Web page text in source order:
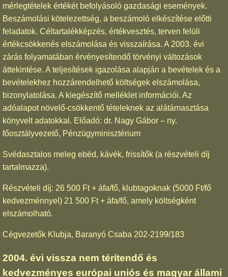
mérlegtételek értékét befolyásoló gazdasági események.
Beszámolási kötelezettség, a beszámoló elkészítése előtti
feladatok. Céltartalékképzés, értékvesztés, terven felüli
értékcsökkenés elszámolása és visszaírása. A 2003. évi
zárás folyamatában érvényesítendő törvényi változások
áttekintése. A teljesítések igazolása alapján a bevételek és a
bevételekhez hozzárendelhető költségek elszámolása,
bizonylatolása. A kiegészítő melléklet információi. Az
adóalapot növelő-csökkentő tételeknek az alátámasztása
könyvelt adatokkal. Előadó: dr. Nagy Gábor – ny.
főosztályvezető, Pénzügyminisztérium
Svédasztalos meleg ebéd, kávék, frissítők (a részvételi díj
tartalmazza).
Részvételi díj: 26 500 Ft + áfa/fő, klubtagoknak (5000 Ft/fő
kedvezménnyel) 21 500 Ft + áfa/fő, amely költségként
elszámolható.
Cégvezetők Klubja, Baranyó Csaba 202-2199/183
2004. évi vissza nem térítendő és
kedvezményes európai uniós és magyar állami